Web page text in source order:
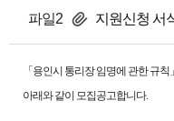
파일2 지원신청 서
「용인시 통리장 임명에 관한 규
아래와 같이 모집공고합니다.